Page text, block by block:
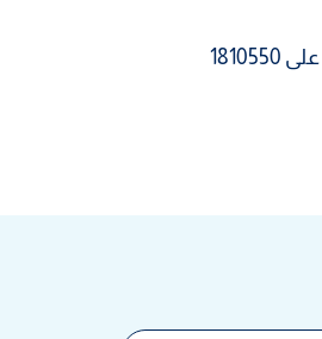
على 1810550